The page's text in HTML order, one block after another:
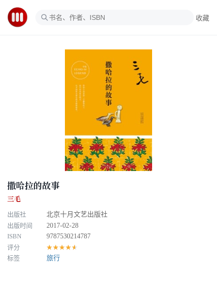
收藏
撒哈拉的故事
三毛
出版社
北京十月文艺出版社
出版时间
2017-02-28
ISBN
9787530214787
评分
★★★★★
标签 旅行